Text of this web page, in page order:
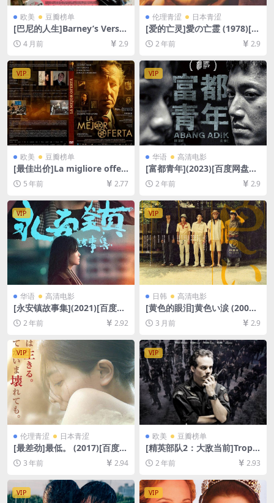
欧美 豆瓣榜单
[巴尼的人生]Barney’s Versio
n (2010)[百度网盘+夸克网盘1
080P超清未删减资源][网盘在
线播放/下载][MP4/9GB][中英
字幕]
4 月前 2.9
伦理青涩 日本青涩
[爱的亡灵]愛の亡霊 (1978)[百
度网盘+夸克网盘1080P超清
未删减资源][网盘在线播放/下
载][MP4/7.4GB][中文字幕]
2 年前 2.9
VIP
欧美 豆瓣榜单
[最佳出价]La migliore offert
a (2013)[百度网盘+夸克网盘
+迅雷云盘资源1080P超清未
5 年前 2.77
VIP
华语 高清电影
[富都青年](2023)[百度网盘
+夸克网盘1080P超清未删减
资源][网盘在线播放/下载][MP
2 年前 2.9
VIP
华语 高清电影
[永安镇故事集](2021)[百度网
盘+夸克网盘1080P超清未删
减资源][网盘在线播放/下载]
[MP4/8GB][中文字幕]
2 年前 2.92
VIP
日韩 高清电影
[黄色的眼泪]黄色い涙 (2007)
[百度网盘+夸克网盘1080P超
清未删减资源][网盘在线播放/
下载][MP4/8.5GB][中文字幕]
3 月前 2.9
VIP
伦理青涩 日本青涩
[最差劲]最低。 (2017)[百度网
盘+迅雷云盘资源1080P超清
未删减][MP4/7GB][日语中字]
3 年前 2.94
VIP
欧美 豆瓣榜单
[精英部队2：大敌当前]Tropa
de Elite 2 – O Inimigo Agor
a É Outro (2010)[百度网盘
+夸克网盘1080P超清未删减
资源][网盘在线播放/下载][MP
4/7.4GB][中英字幕]
2 年前 2.93
VIP VIP